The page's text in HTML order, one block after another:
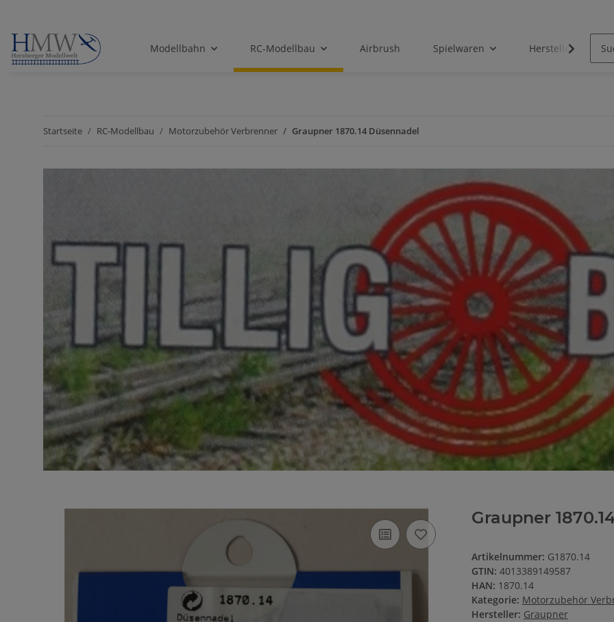
Modellbahn RC-Modellbau Airbrush Spielwaren Hersteller
Startseite RC-Modellbau Motorzubehör Verbrenner Graupner 1870.14 Düsennadel
Graupner
Artikelnummer: G1870.14
GTIN: 4013389149587
HAN: 1870.14
Kategorie: Motorzubehör
Hersteller: Graupner